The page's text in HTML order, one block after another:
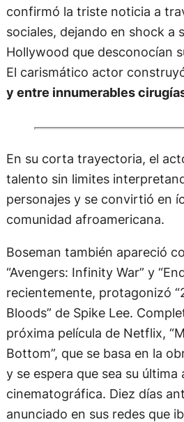
confirmó la triste noticia a
sociales, dejando en shock a
Hollywood que desconocían
El carismático actor
y entre innumerables
En su corta trayectoria, el
talento sin limites
personajes y se convirtió en
comunidad afroamericana.
Boseman también apareció
“Avengers: Infinity War” y
recientemente, protagonizó
Bloods” de Spike Lee.
próxima película de Netflix,
Bottom”, que se basa en la
y se espera que sea su última
cinematográfica. Diez días
anunciado en sus redes que